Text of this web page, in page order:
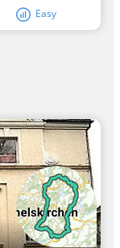
Easy